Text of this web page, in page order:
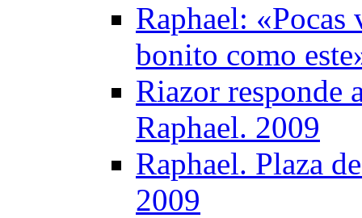
Raphael: «Pocas
bonito como
Riazor responde
Raphael. 2009
Raphael. Plaza
2009